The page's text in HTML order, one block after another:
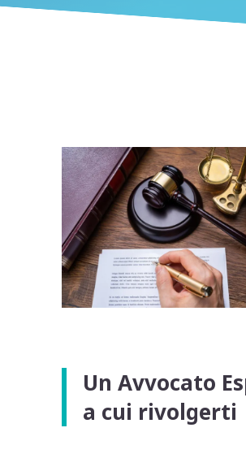
Un Avvocato
a cui rivolgerti